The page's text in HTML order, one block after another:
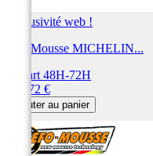
Exclusivité web !
BIB Mousse MICHELIN...
Départ 48H-72H
141,72 €
Ajouter au panier